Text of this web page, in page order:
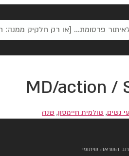
MD/action /
נשים, שולמית חיימסון, שנה
השראה שיתופי